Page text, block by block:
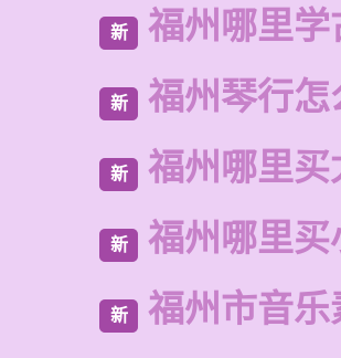
新 福州哪里
新 福州琴行怎
新 福州哪里
新 福州哪里
新 福州市音